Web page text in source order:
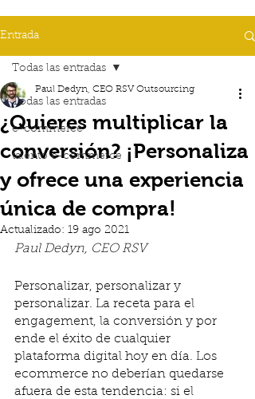
Entrada
Todas las entradas
e-commerce
talento e-commerce
Todas las entradas
¿Quieres multiplicar la
conversión? ¡Personaliza
y ofrece una experiencia
única de compra!
Paul Dedyn, CEO RSV Outsourcing
Actualizado: 19 ago 2021
Paul Dedyn, CEO RSV
Personalizar, personalizar y
personalizar. La receta para el
engagement, la conversión y por
ende el éxito de cualquier
plataforma digital hoy en día. Los
ecommerce no deberían quedarse
afuera de esta tendencia: si el